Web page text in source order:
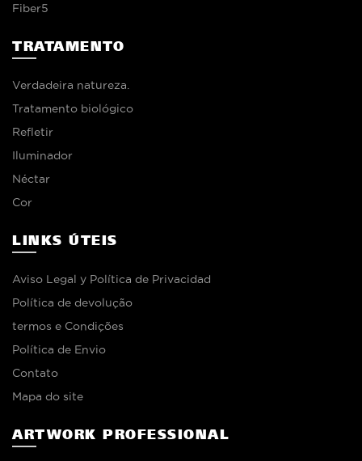
Fiber5
TRATAMENTO
Verdadeira natureza.
Tratamento biológico
Refletir
Iluminador
Néctar
Cor
LINKS ÚTEIS
Aviso Legal y Política de Privacidad
Política de devolução
termos e Condições
Política de Envio
Contato
Mapa do site
ARTWORK PROFESSIONAL